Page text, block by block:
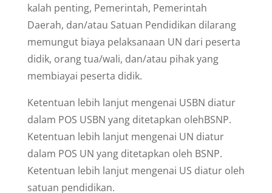
kalah penting, Pemerintah, Pemerintah
Daerah, dan/atau Satuan Pendidikan dilarang
memungut biaya pelaksanaan UN dari peserta
didik, orang tua/wali, dan/atau pihak yang
membiayai peserta didik.
Ketentuan lebih lanjut mengenai USBN diatur
dalam POS USBN yang ditetapkan olehBSNP.
Ketentuan lebih lanjut mengenai UN diatur
dalam POS UN yang ditetapkan oleh BSNP.
Ketentuan lebih lanjut mengenai US diatur oleh
satuan pendidikan.